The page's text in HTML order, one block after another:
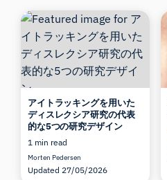
アイトラッキングを用いた
ディスレクシア研究の代表
的な5つの研究デザイン
1 min read
Morten Pedersen
Updated 27/05/2026